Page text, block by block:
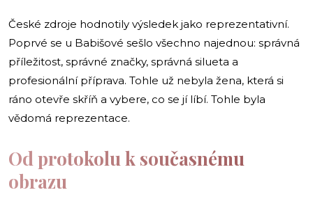
České zdroje hodnotily výsledek jako reprezentativní.
Poprvé se u Babišové sešlo všechno najednou: správná
příležitost, správné značky, správná silueta a
profesionální příprava. Tohle už nebyla žena, která si
ráno otevře skříň a vybere, co se jí líbí. Tohle byla
vědomá reprezentace.
Od protokolu k současnému
obrazu